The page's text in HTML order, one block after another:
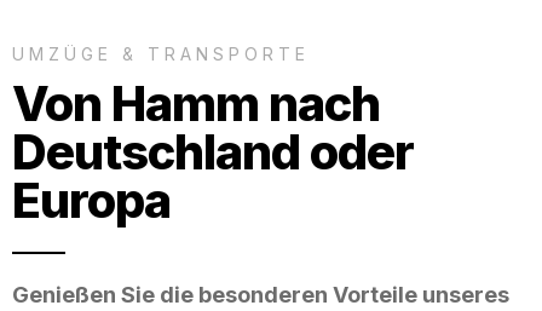
UMZÜGE & TRANSPORTE
Von Hamm nach
Deutschland oder
Europa
Genießen Sie die besonderen Vorteile unseres